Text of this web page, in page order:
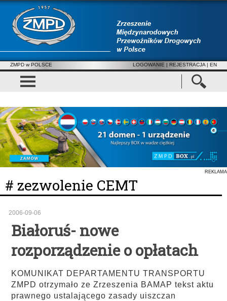
ZMPD w POLSCE LOGOWANIE | REJESTRACJA | EN
REKLAMA
# zezwolenie CEMT
2006-09-06
Białoruś- nowe
rozporządzenie o opłatach
KOMUNIKAT DEPARTAMENTU TRANSPORTU
ZMPD otrzymało ze Zrzeszenia BAMAP tekst aktu
prawnego ustalającego zasady uiszczan